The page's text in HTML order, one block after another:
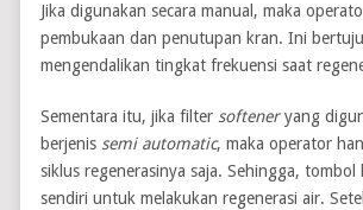
Jika digunakan secara manual, maka
pembukaan dan penutupan kran. Ini
mengendalikan tingkat frekuensi saat
Sementara itu, jika filtersofteneryang
berjenissemi automatic, maka operator
siklus regenerasinya saja. Sehingga, tombol
sendiri untuk melakukan regenerasi air.